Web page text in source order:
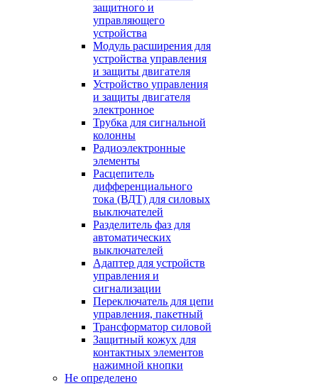
защитного и
управляющего
устройства
Модуль расширения для
устройства управления
и защиты двигателя
Устройство управления
и защиты двигателя
электронное
Трубка для сигнальной
колонны
Радиоэлектронные
элементы
Расцепитель
дифференциального
тока (ВДТ) для силовых
выключателей
Разделитель фаз для
автоматических
выключателей
Адаптер для устройств
управления и
сигнализации
Переключатель для цепи
управления, пакетный
Трансформатор силовой
Защитный кожух для
контактных элементов
нажимной кнопки
Не определено